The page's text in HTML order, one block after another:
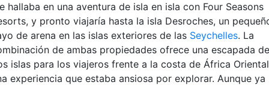
hallaba en una aventura de isla en isla con Four Seasons
y pronto viajaría hasta la isla Desroches, un
de arena en las islas exteriores de las Seychelles. La
de ambas propiedades ofrece una escapada de
islas para los viajeros frente a la costa de África
experiencia que estaba ansiosa por explorar. Aunque ya